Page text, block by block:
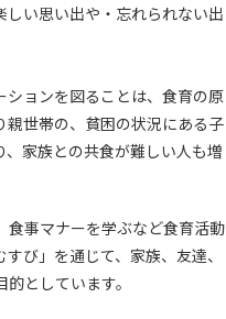
い思い出や・忘れられない出
ョンを図ることは、食育の原
世帯の、貧困の状況にある子
家族との共食が難しい人も増
事マナーを学ぶなど食育活動
び」を通じて、家族、友達、
としています。